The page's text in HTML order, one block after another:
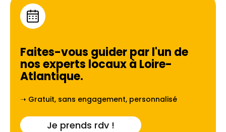
Faites-vous guider par l'un de
nos experts locaux à Loire-
Atlantique.
➝ Gratuit, sans engagement, personnalisé
Je prends rdv !